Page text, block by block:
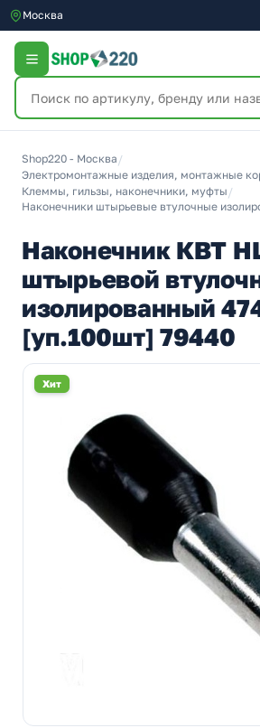
Москва
Shop220 - Москва /
Электромонтажные изделия, монтажные
Клеммы, гильзы, наконечники, муфты /
Наконечники штырьевые втулочные
Наконечник КВТ
штырьевой
изолированный
[уп.100шт] 79440
Хит